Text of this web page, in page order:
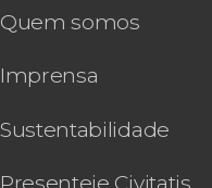
Top of The Rock
Memorial & Museu
Eventos esportivos
Go City: New York
Tour VIP pelo
Ingresso para o
Hard Rock Cafe
Quem somos
Imprensa
Sustentabilidade
Presenteie Civitatis